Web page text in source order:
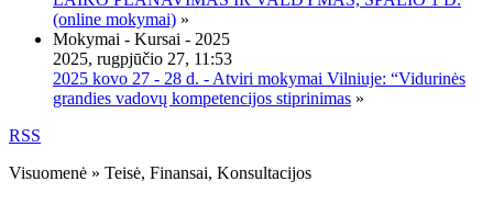
(online mokymai) »
Mokymai - Kursai - 2025
2025, rugpjūčio 27, 11:53
2025 kovo 27 - 28 d. - Atviri mokymai Vilniuje: “Vidurinės
grandies vadovų kompetencijos stiprinimas »
RSS
Visuomenė » Teisė, Finansai, Konsultacijos